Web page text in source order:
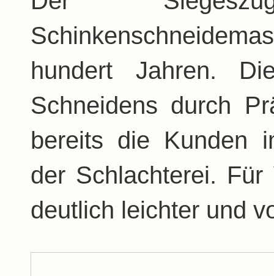
hundert Jahren.
Schneidens durch
bereits die Kunden
der Schlachterei.
deutlich leichter und